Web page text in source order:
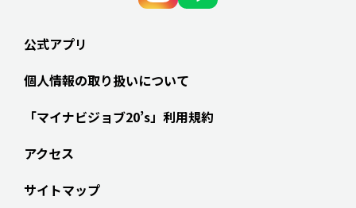
公式アプリ
個人情報の取り扱いについて
「マイナビジョブ20’s」利用規約
アクセス
サイトマップ